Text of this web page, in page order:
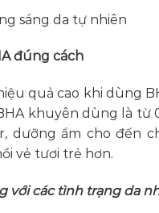
sáng da tự nhiên
đúng cách
quả cao khi dùng
khuyên dùng là từ
dưỡng ẩm cho đến
vẻ tươi trẻ hơn.
với các tình trạng da